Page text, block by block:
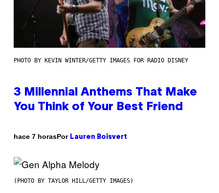
PHOTO BY KEVIN WINTER/GETTY IMAGES FOR RADIO DISNEY
3 Millennial Anthems That Make
You Think of Your Best Friend
hace 7 horasPor Lauren Boisvert
(PHOTO BY TAYLOR HILL/GETTY IMAGES)